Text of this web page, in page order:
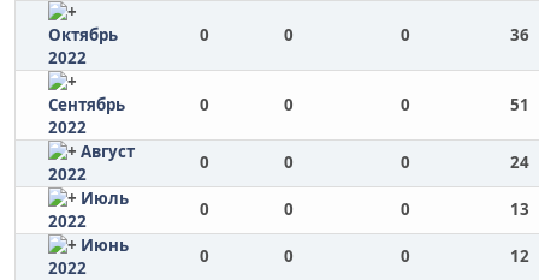
Октябрь
2022
0 0 0 36
Сентябрь
2022
0 0 0 51
Август
2022
0 0 0
24
Июль
2022
0 0 0
13
Июнь
2022
0 0 0
12